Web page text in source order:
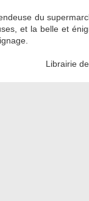
du
et la belle et
Librairie